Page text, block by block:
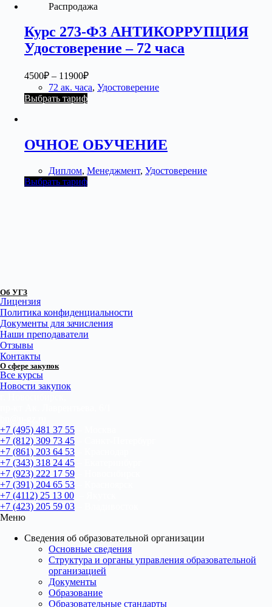
Распродажа
Курс 273-ФЗ АНТИКОРРУПЦИЯ
Удостоверение – 72 часа
4500₽ – 11900₽
72 ак. часа, Удостоверение
Выбрать тариф
ОЧНОЕ ОБУЧЕНИЕ
Диплом, Менеджмент, Удостоверение
Выбрать тариф
Об УГЗ
Лицензия
Политика конфиденциальности
Документы для зачисления
Наши преподаватели
Отзывы
Контакты
О сфере закупок
Все курсы
Новости закупок
+7 (495) 481 37 55
+7 (812) 309 73 45
+7 (861) 203 64 53
+7 (343) 318 24 45
+7 (923) 222 17 59
+7 (391) 204 65 53
+7 (4112) 25 13 00
+7 (423) 205 59 03
Меню
Сведения об образовательной организации
Основные сведения
Структура и органы управления образовательной
организацией
Документы
Образование
Образовательные стандарты